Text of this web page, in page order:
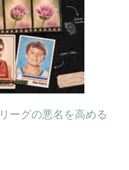
ーグの悪名を高める